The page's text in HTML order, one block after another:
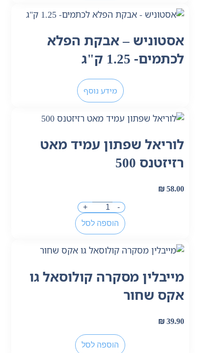
אסטוניש – אבקת הפלא
לכתמים- 1.25 ק"ג
מידע נוסף
לוריאל שפתון עמיד מאט
רזיזטנס 500
₪58.00
-
+
הוספה לסל
מייבלין מסקרה קולוסאל גו
אקס שחור
₪39.90
הוספה לסל